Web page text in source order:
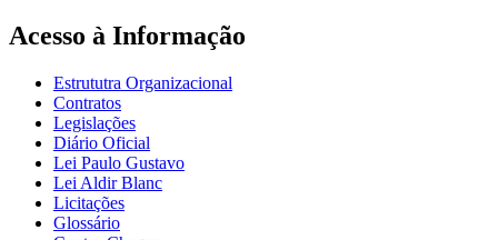
Acesso à Informação
Estrututra Organizacional
Contratos
Legislações
Diário Oficial
Lei Paulo Gustavo
Lei Aldir Blanc
Licitações
Glossário